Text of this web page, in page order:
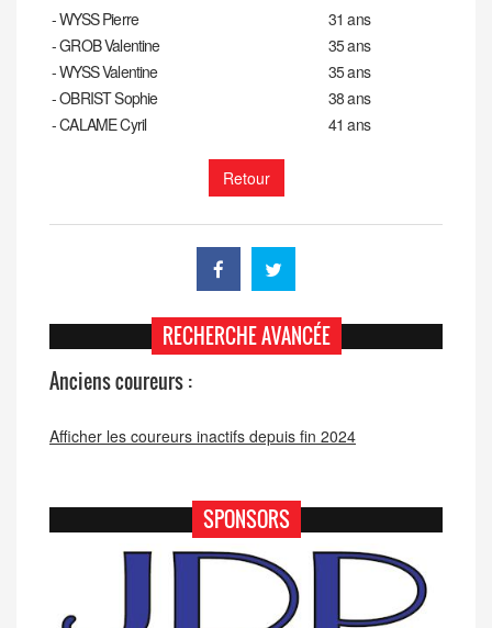
-WYSS Pierre
31 ans
-GROB Valentine
35 ans
-WYSS Valentine
35 ans
-OBRIST Sophie
38 ans
-CALAME Cyril 41 ans
Retour
RECHERCHE AVANCÉE
Anciens coureurs :
Afficher les coureurs inactifs depuis fin 2024
SPONSORS